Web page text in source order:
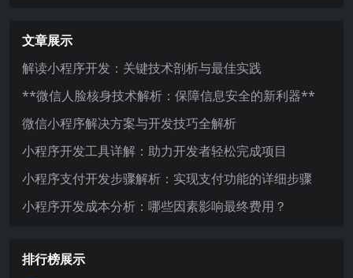
文章展示
解读小程序开发：关键技术剖析与最佳实践
**微信人脸核身技术解析：保障信息安全的新利器**
微信小程序解决方案与开发技巧全解析
小程序开发工具详解：助力开发者轻松完成项目
小程序支付开发步骤解析：实现支付功能的详细步骤
小程序开发成本分析：哪些因素影响最终费用？
排行榜展示